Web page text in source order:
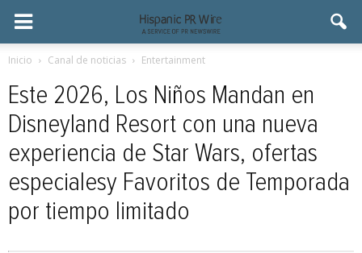
Inicio Canal de noticias Entertainment
Este 2026, Los Niños Mandan en
Disneyland Resort con una nueva
experiencia de Star Wars, ofertas
especialesy Favoritos de Temporada
por tiempo limitado